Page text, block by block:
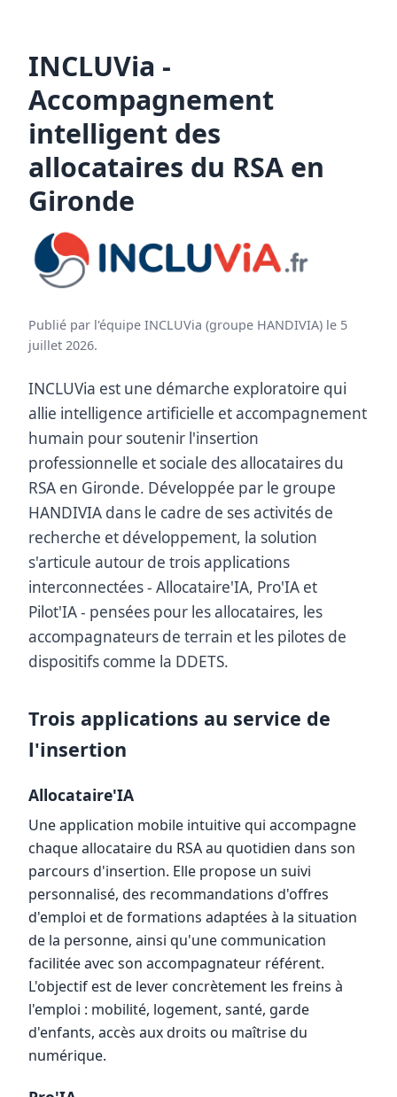
INCLUVia -
Accompagnement
intelligent des
allocataires du RSA en
Gironde
Publié par l'équipe INCLUVia (groupe HANDIVIA) le 5
juillet 2026.
INCLUVia est une démarche exploratoire qui
allie intelligence artificielle et accompagnement
humain pour soutenir l'insertion
professionnelle et sociale des allocataires du
RSA en Gironde. Développée par le groupe
HANDIVIA dans le cadre de ses activités de
recherche et développement, la solution
s'articule autour de trois applications
interconnectées - Allocataire'IA, Pro'IA et
Pilot'IA - pensées pour les allocataires, les
accompagnateurs de terrain et les pilotes de
dispositifs comme la DDETS.
Trois applications au service de
l'insertion
Allocataire'IA
Une application mobile intuitive qui accompagne
chaque allocataire du RSA au quotidien dans son
parcours d'insertion. Elle propose un suivi
personnalisé, des recommandations d'offres
d'emploi et de formations adaptées à la situation
de la personne, ainsi qu'une communication
facilitée avec son accompagnateur référent.
L'objectif est de lever concrètement les freins à
l'emploi : mobilité, logement, santé, garde
d'enfants, accès aux droits ou maîtrise du
numérique.